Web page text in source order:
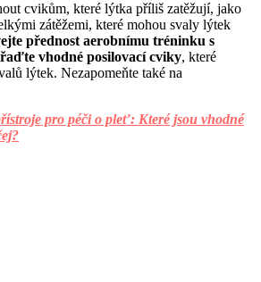
cvikům, které lýtka příliš zatěžují, jako
zátěžemi, které mohou svaly lýtek
přednost aerobnímu tréninku s
vhodné posilovací cviky, které
lýtek. Nezapomeňte také na
pro péči o pleť: Které jsou vhodné